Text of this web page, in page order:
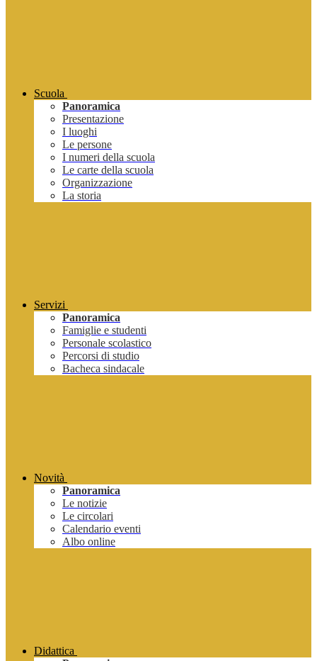
Scuola
Panoramica
Presentazione
I luoghi
Le persone
I numeri della scuola
Le carte della scuola
Organizzazione
La storia
Servizi
Panoramica
Famiglie e studenti
Personale scolastico
Percorsi di studio
Bacheca sindacale
Novità
Panoramica
Le notizie
Le circolari
Calendario eventi
Albo online
Didattica